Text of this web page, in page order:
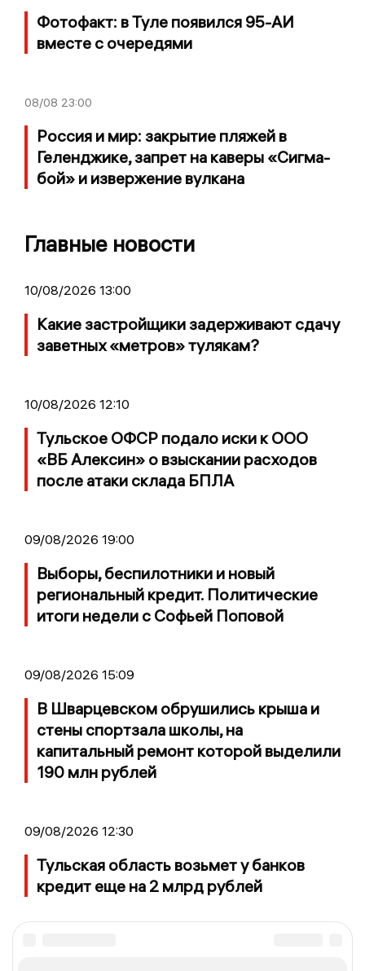
Фотофакт: в Туле появился 95-АИ
вместе с очередями
08/08 23:00
Россия и мир: закрытие пляжей в
Геленджике, запрет на каверы «Сигма-
бой» и извержение вулкана
Главные новости
10/08/2026 13:00
Какие застройщики задерживают сдачу
заветных «метров» тулякам?
10/08/2026 12:10
Тульское ОФСР подало иски к ООО
«ВБ Алексин» о взыскании расходов
после атаки склада БПЛА
09/08/2026 19:00
Выборы, беспилотники и новый
региональный кредит. Политические
итоги недели с Софьей Поповой
09/08/2026 15:09
В Шварцевском обрушились крыша и
стены спортзала школы, на
капитальный ремонт которой выделили
190 млн рублей
09/08/2026 12:30
Тульская область возьмет у банков
кредит еще на 2 млрд рублей